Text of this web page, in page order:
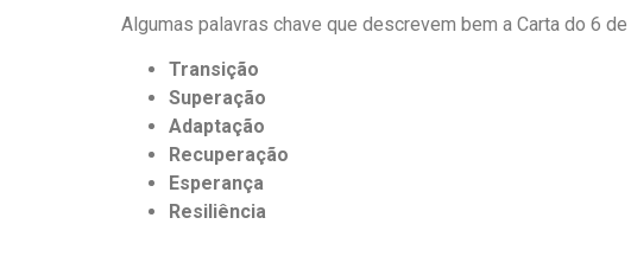
Algumas palavras chave que descrevem bem a Carta do 6
Transição
Superação
Adaptação
Recuperação
Esperança
Resiliência